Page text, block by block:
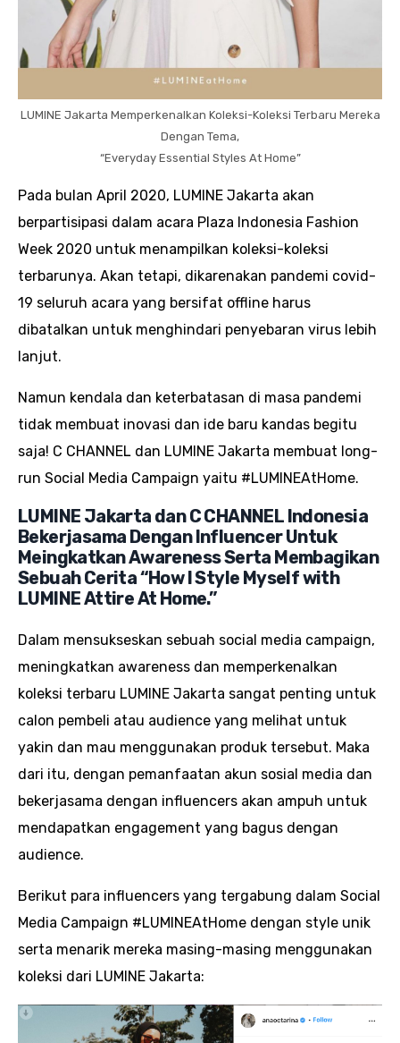
LUMINE Jakarta Memperkenalkan Koleksi-Koleksi Terbaru Mereka
Dengan Tema,
“Everyday Essential Styles At Home”
Pada bulan April 2020, LUMINE Jakarta akan
berpartisipasi dalam acara Plaza Indonesia Fashion
Week 2020 untuk menampilkan koleksi-koleksi
terbarunya. Akan tetapi, dikarenakan pandemi covid-
19 seluruh acara yang bersifat offline harus
dibatalkan untuk menghindari penyebaran virus lebih
lanjut.
Namun kendala dan keterbatasan di masa pandemi
tidak membuat inovasi dan ide baru kandas begitu
saja! C CHANNEL dan LUMINE Jakarta membuat long-
run Social Media Campaign yaitu #LUMINEAtHome.
LUMINE Jakarta dan C CHANNEL Indonesia
Bekerjasama Dengan Influencer Untuk
Meingkatkan Awareness Serta Membagikan
Sebuah Cerita “How I Style Myself with
LUMINE Attire At Home.”
Dalam mensukseskan sebuah social media campaign,
meningkatkan awareness dan memperkenalkan
koleksi terbaru LUMINE Jakarta sangat penting untuk
calon pembeli atau audience yang melihat untuk
yakin dan mau menggunakan produk tersebut. Maka
dari itu, dengan pemanfaatan akun sosial media dan
bekerjasama dengan influencers akan ampuh untuk
mendapatkan engagement yang bagus dengan
audience.
Berikut para influencers yang tergabung dalam Social
Media Campaign #LUMINEAtHome dengan style unik
serta menarik mereka masing-masing menggunakan
koleksi dari LUMINE Jakarta: